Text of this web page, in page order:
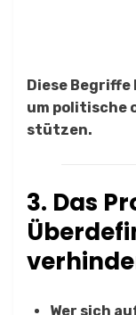
Diese Begriffe
um politische
stützen.
3. Das
Wer sich